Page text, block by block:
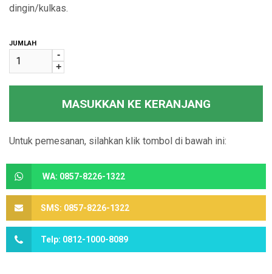
dingin/kulkas.
JUMLAH
-
+
MASUKKAN KE KERANJANG
Untuk pemesanan, silahkan klik tombol di bawah ini:
WA: 0857-8226-1322
SMS: 0857-8226-1322
Telp: 0812-1000-8089